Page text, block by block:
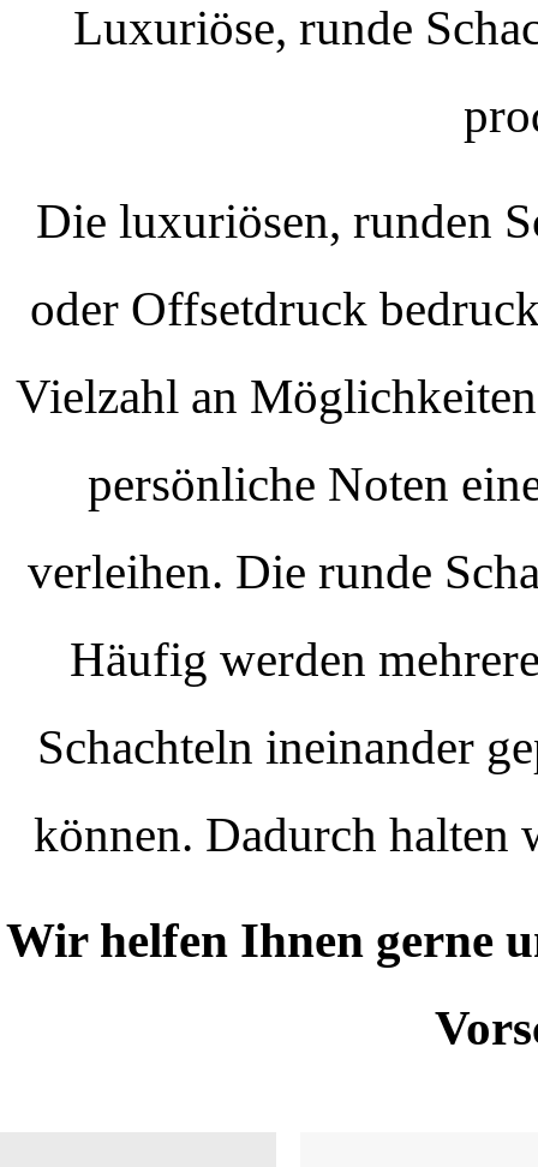
Luxuriöse, runde
Die luxuriösen, runden
oder Offsetdruck
Vielzahl an
persönliche Noten
verleihen. Die runde
Häufig werden
Schachteln ineinander
können. Dadurch halten
Wir helfen Ihnen gerne